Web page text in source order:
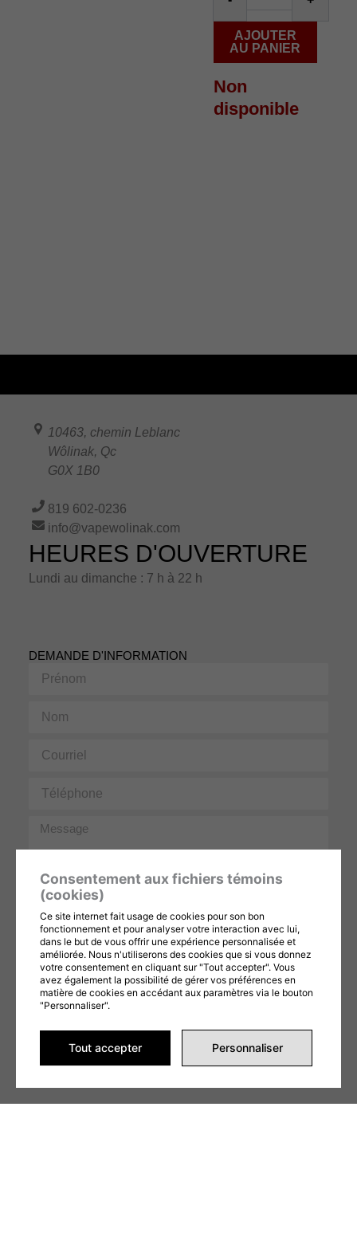
AJOUTER
AU PANIER
Non
disponible
10463, chemin Leblanc
Wôlinak, Qc
G0X 1B0
819 602-0236
info@vapewolinak.com
HEURES D'OUVERTURE
Lundi au dimanche : 7 h à 22 h
DEMANDE D'INFORMATION
Prénom
Nom
Courriel
Téléphone
Message
ENVOYER LA DEMANDE
Ce formulaire est protégé par reCAPTCHA et les
Politiques de confidentialitéetConditions d'utilisation
conformément à nos
Conditions d'utilisationet
Consentement aux fichiers témoins
(cookies)
Ce site internet fait usage de cookies pour son bon
fonctionnement et pour analyser votre interaction avec lui,
dans le but de vous offrir une expérience personnalisée et
améliorée. Nous n'utiliserons des cookies que si vous donnez
votre consentement en cliquant sur "Tout accepter". Vous
avez également la possibilité de gérer vos préférences en
matière de cookies en accédant aux paramètres via le bouton
"Personnaliser".
Tout accepter Personnaliser